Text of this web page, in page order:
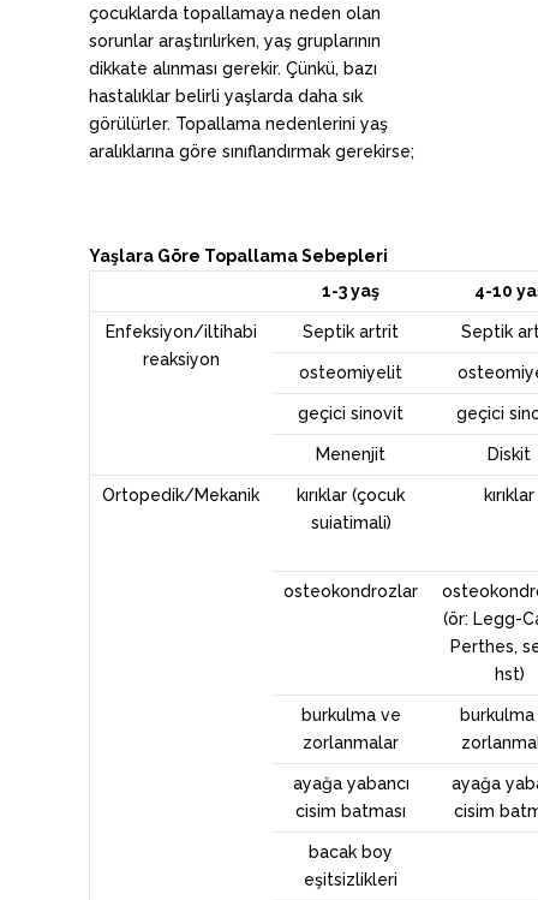
çocuklarda topallamaya neden olan
sorunlar araştırılırken, yaş gruplarının
dikkate alınması gerekir. Çünkü, bazı
hastalıklar belirli yaşlarda daha sık
görülürler. Topallama nedenlerini yaş
aralıklarına göre sınıflandırmak gerekirse;
Yaşlara Göre Topallama Sebepleri
1-3 yaş
4-10
Enfeksiyon/iltihabi
reaksiyon
Septik artrit Septik
osteomiyelit
geçici sinovit geçici
Menenjit Diskit
Ortopedik/Mekanik
kırıklar (çocuk
suiatimali)
kırıklar
osteokondrozlar
(ör: Legg-
Perthes,
hst)
burkulma ve
zorlanmalar
ayağa yabancı
cisim batması
ayağa
cisim
bacak boy
eşitsizlikleri